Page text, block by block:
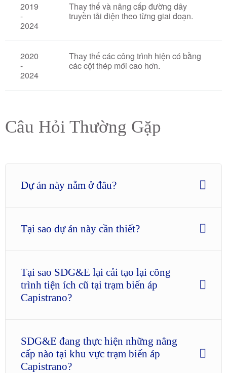
2019
-
2024
Thay thế và nâng cấp đường dây
truyền tải điện theo từng giai đoạn.
2020
-
2024
Thay thế các công trình hiện có bằng
các cột thép mới cao hơn.
Câu Hỏi Thường Gặp
Dự án này nằm ở đâu?
Tại sao dự án này cần thiết?
Tại sao SDG&E lại cải tạo lại công
trình tiện ích cũ tại trạm biến áp
Capistrano?
SDG&E đang thực hiện những nâng
cấp nào tại khu vực trạm biến áp
Capistrano?